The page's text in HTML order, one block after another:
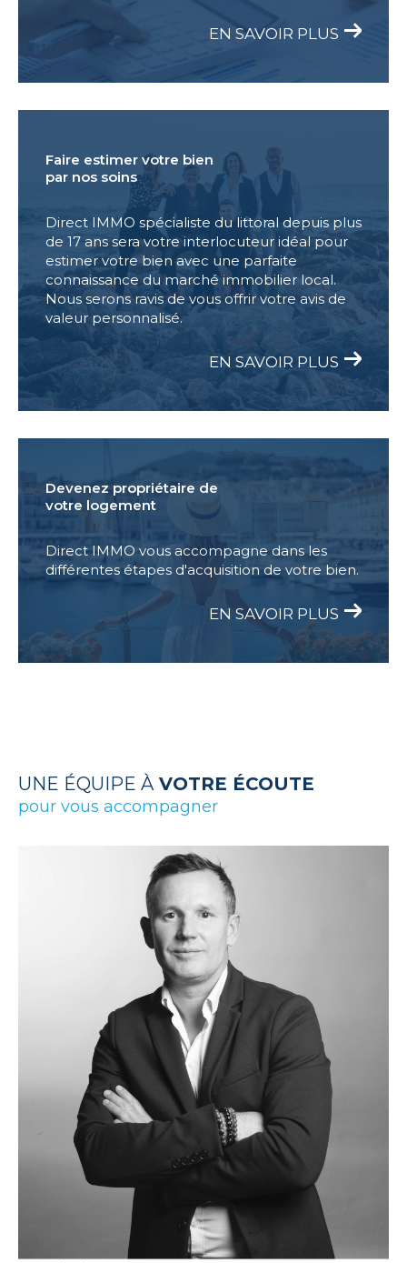
EN SAVOIR PLUS
Faire estimer votre bien
par nos soins
Direct IMMO spécialiste du littoral depuis plus
de 17 ans sera votre interlocuteur idéal pour
estimer votre bien avec une parfaite
connaissance du marché immobilier local.
Nous serons ravis de vous offrir votre avis de
valeur personnalisé.
EN SAVOIR PLUS
Devenez propriétaire de
votre logement
Direct IMMO vous accompagne dans les
différentes étapes d'acquisition de votre bien.
EN SAVOIR PLUS
UNE ÉQUIPE ÀVOTRE ÉCOUTE
pour vous accompagner